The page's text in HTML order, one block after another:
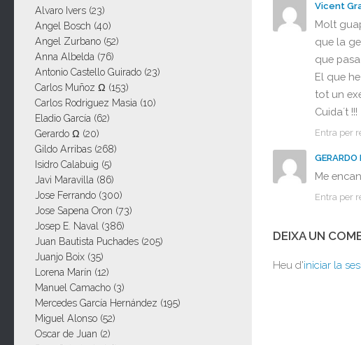
Vicent
Molt
que la
que
El que
tot un
Cuida´t !!!
Entra per
GERARDO
Me
Entra per
DEIXA UN
Heu d'iniciar la
Alvaro Ivers (23)
Angel Bosch (40)
Angel Zurbano (52)
Anna Albelda (76)
Antonio Castello Guirado (23)
Carlos Muñoz Ω (153)
Carlos Rodriguez Masia (10)
Eladio García (62)
Gerardo Ω (20)
Gildo Arribas (268)
Isidro Calabuig (5)
Javi Maravilla (86)
Jose Ferrando (300)
Jose Sapena Oron (73)
Josep E. Naval (386)
Juan Bautista Puchades (205)
Juanjo Boix (35)
Lorena Marín (12)
Manuel Camacho (3)
Mercedes García Hernández (195)
Miguel Alonso (52)
Oscar de Juan (2)